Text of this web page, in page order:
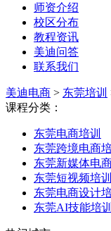
师资介绍
校区分布
教程资讯
美迪问答
联系我们
美迪电商 > 东莞培训
课程分类：
东莞电商培训
东莞跨境电商
东莞新媒体电
东莞短视频培训
东莞电商设计
东莞AI技能培训